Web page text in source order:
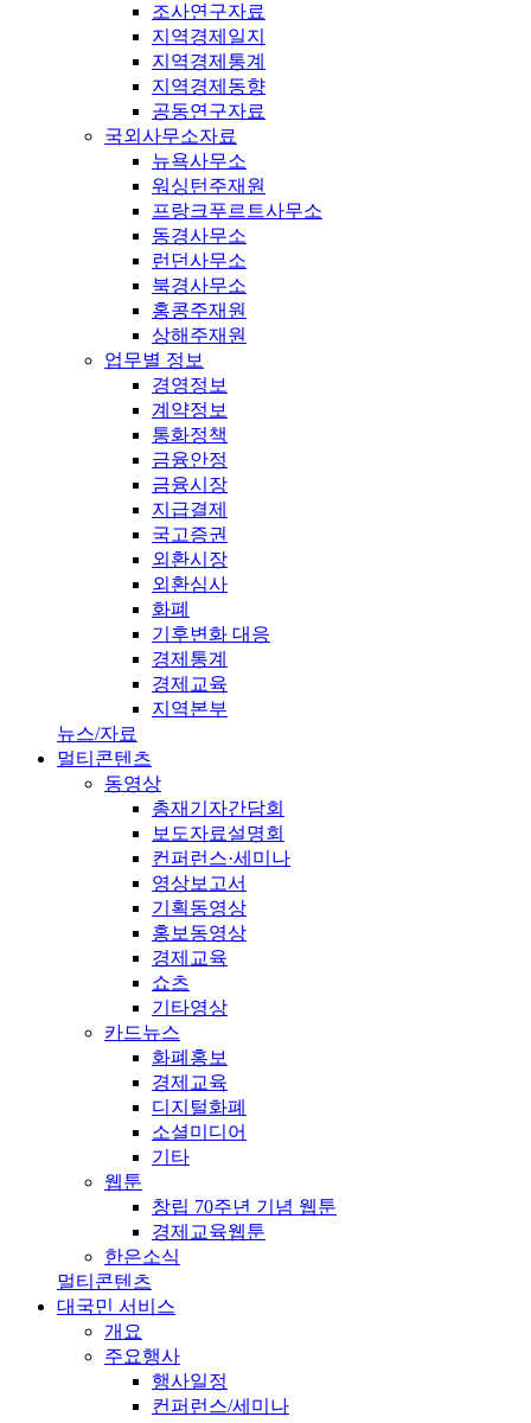
조사연구자료
지역경제일지
지역경제통계
지역경제동향
공동연구자료
국외사무소자료
뉴욕사무소
워싱턴주재원
프랑크푸르트사무소
동경사무소
런던사무소
북경사무소
홍콩주재원
상해주재원
업무별 정보
경영정보
계약정보
통화정책
금융안정
금융시장
지급결제
국고증권
외환시장
외환심사
화폐
기후변화 대응
경제통계
경제교육
지역본부
뉴스/자료
멀티콘텐츠
동영상
총재기자간담회
보도자료설명회
컨퍼런스·세미나
영상보고서
기획동영상
홍보동영상
경제교육
쇼츠
기타영상
카드뉴스
화폐홍보
경제교육
디지털화폐
소셜미디어
기타
웹툰
창립 70주년 기념 웹툰
경제교육웹툰
한은소식
멀티콘텐츠
대국민 서비스
개요
주요행사
행사일정
컨퍼런스/세미나